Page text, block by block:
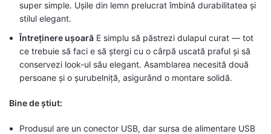
super simple. Ușile din lemn prelucrat îmbină durabilitatea și
stilul elegant.
Întreținere ușoară E simplu să păstrezi dulapul curat — tot
ce trebuie să faci e să ștergi cu o cârpă uscată praful și să
conservezi look-ul său elegant. Asamblarea necesită două
persoane și o șurubelniță, asigurând o montare solidă.
Bine de știut:
Produsul are un conector USB, dar sursa de alimentare USB